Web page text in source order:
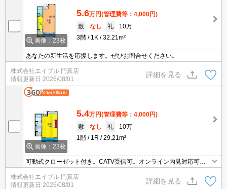
画像：23枚
5.6万円(管理費等：4,000円)
敷
なし 礼
10万
3階
1K 32.21m²
あなたの新生活を応援します。ぜひお問合せください。
株式会社エイブル 門真店
情報更新日 2026/08/01
詳細を見る
画像：23枚
5.4万円(管理費等：4,000円)
敷
なし 礼
10万
1階
1R 29.21m²
可動式クローゼット付き。CATV受信可。オンライン内見対応可。
周辺には充実の生活環境。
株式会社エイブル 門真店
情報更新日 2026/08/01
詳細を見る